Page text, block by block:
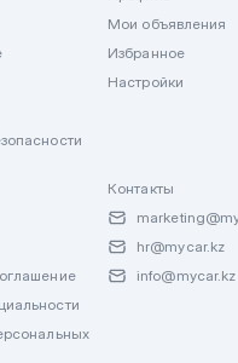
Мои объявления
Избранное
Настройки
Контакты
hr@mycar.kz
info@mycar.kz